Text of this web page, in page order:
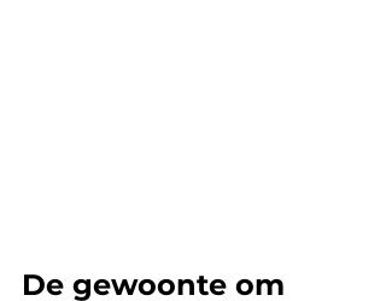
De gewoonte om